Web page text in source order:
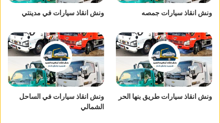
ونش انقاذ سيارات جمصه ونش انقاذ سيارات في مدينتي
ونش انقاذ سيارات طريق بنها الحر
ونش انقاذ سيارات في الساحل
الشمالي